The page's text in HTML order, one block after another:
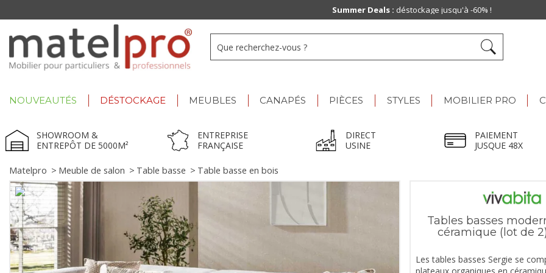
NOUVEAUTÉS DÉSTOCKAGE MEUBLES CANAPÉS PIÈCES STYLES MOBILIER PRO
SHOWROOM &
ENTREPÔT DE 5000M²
ENTREPRISE
FRANÇAISE
DIRECT
USINE
PAIEMENT
JUSQUE 48X
Matelpro > Meuble de salon > Table basse > Table basse en bois
Tables basses
céramique (lot de
Les tables basses Sergie se
plateaux organiques en
Paiement jusqu'à48x